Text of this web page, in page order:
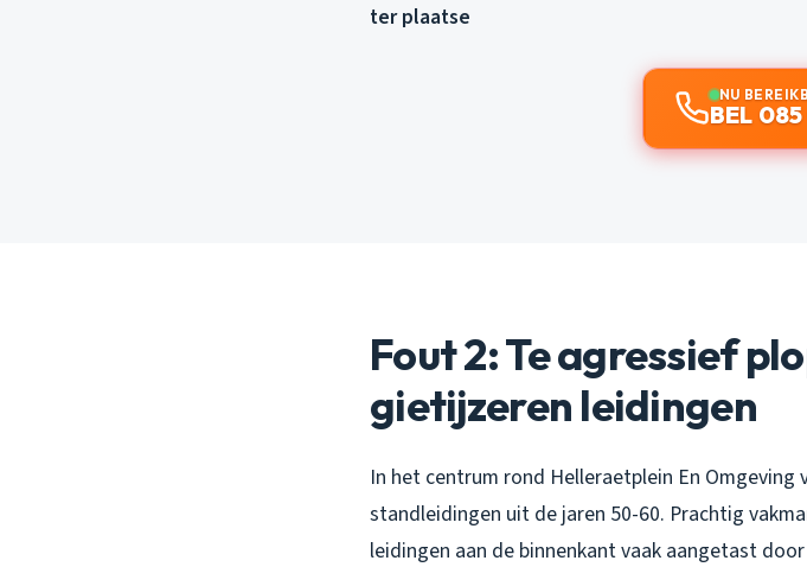
ter plaatse
NU
BEL
Fout 2: Te agressief
gietijzeren leidingen
In het centrum rond Helleraetplein En
standleidingen uit de jaren 50-60. Prachtig
leidingen aan de binnenkant vaak aangetast